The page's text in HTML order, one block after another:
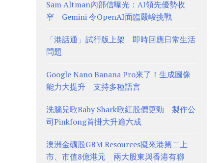
Sam Altman內部信曝光：AI領先優勢收
窄 Gemini 令OpenAI面臨嚴峻挑戰
「港話通」試行版上架 即時回應日常生活
問題
Google Nano Banana Pro來了！生成圖像
能力大提升 支持多種語言
洗腦兒歌Baby Shark歌紅股價更勁 製作公
司Pinkfong首掛大升逾六成
澳洲金礦股GBM Resources擬來港第二上
市、市值8億港元 兩大股東與香港有聯